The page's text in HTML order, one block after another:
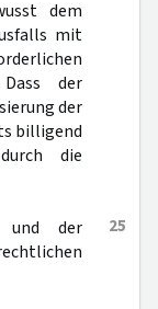
dem
mit
der
der
billigend
die
25
und der